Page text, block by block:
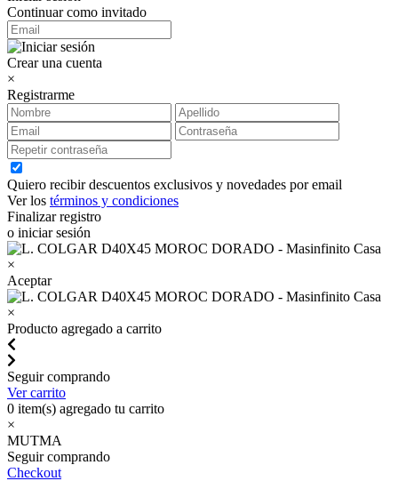
Continuar como invitado
Crear una cuenta
×
Registrarme
Quiero recibir descuentos exclusivos y novedades por email
Ver los términos y condiciones
Finalizar registro
o iniciar sesión
×
Aceptar
×
Producto agregado a carrito
Seguir comprando
Ver carrito
0 item(s) agregado tu carrito
×
MUTMA
Seguir comprando
Checkout